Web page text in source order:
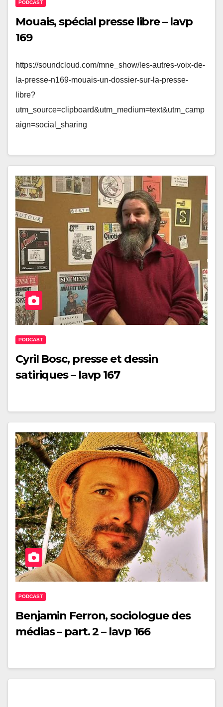
PODCAST
Mouais, spécial presse libre – lavp
169
https://soundcloud.com/mne_show/les-autres-voix-de-
la-presse-n169-mouais-un-dossier-sur-la-presse-
libre?
utm_source=clipboard&utm_medium=text&utm_camp
aign=social_sharing
PODCAST
Cyril Bosc, presse et dessin
satiriques – lavp 167
PODCAST
Benjamin Ferron, sociologue des
médias – part. 2 – lavp 166